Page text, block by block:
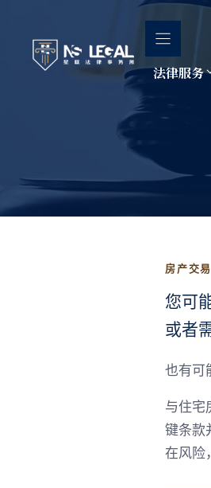
法律服务
房产交
您可
或者
也有可
与住宅
键条款
在风险